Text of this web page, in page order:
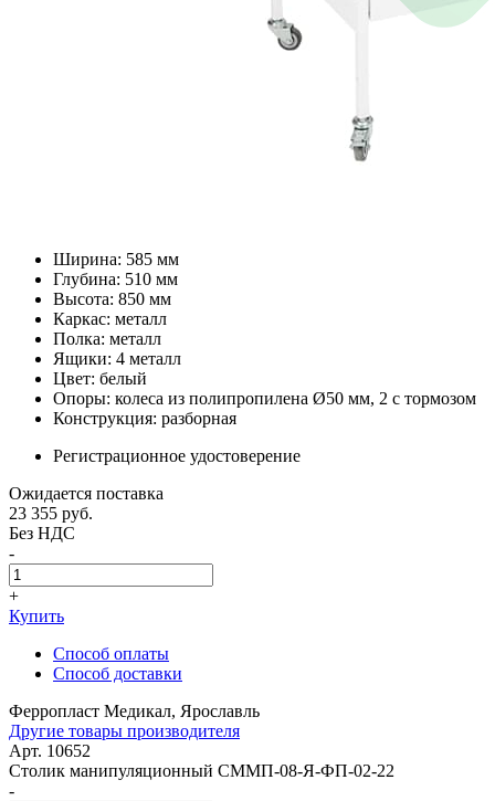
Ширина: 585 мм
Глубина: 510 мм
Высота: 850 мм
Каркас: металл
Полка: металл
Ящики: 4 металл
Цвет: белый
Опоры: колеса из полипропилена Ø50 мм, 2 с тормозом
Конструкция: разборная
Регистрационное удостоверение
Ожидается поставка
23 355 руб.
Без НДС
-
+
Купить
Способ оплаты
Способ доставки
Ферропласт Медикал, Ярославль
Другие товары производителя
Арт. 10652
Столик манипуляционный СММП-08-Я-ФП-02-22
-